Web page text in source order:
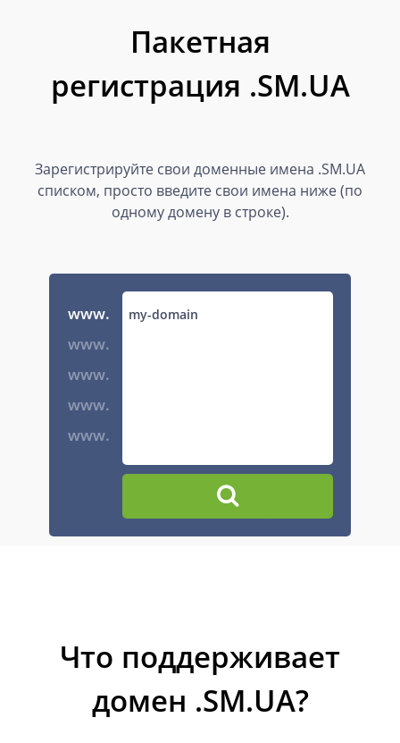
Пакетная
регистрация .SM.UA
Зарегистрируйте свои доменные имена .SM.UA
списком, просто введите свои имена ниже (по
одному домену в строке).
www.
www.
www.
www.
www.
Что поддерживает
домен .SM.UA?